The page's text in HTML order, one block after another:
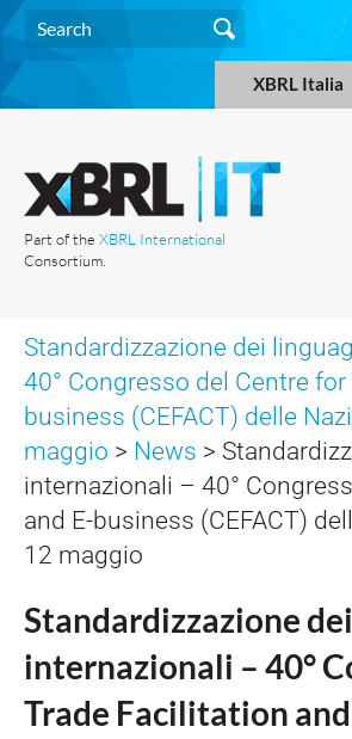
XBRL Italia
Part of the XBRL International
Consortium.
Standardizzazione dei
40° Congresso del Centre
business (CEFACT) delle
maggio > News >
internazionali – 40°
and E-business (CEFACT)
12 maggio
Standardizzazione
internazionali – 40°
Trade Facilitation and